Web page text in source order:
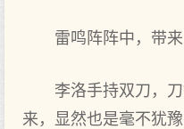
雷鸣阵阵中，带
李洛手持双刀，
来，显然也是毫不犹